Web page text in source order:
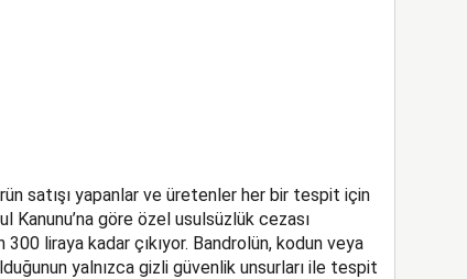
satışı yapanlar ve üretenler her bir tespit için
Kanunu’na göre özel usulsüzlük cezası
liraya kadar çıkıyor. Bandrolün, kodun veya
yalnızca gizli güvenlik unsurları ile tespit